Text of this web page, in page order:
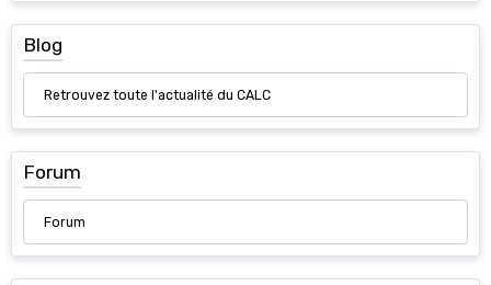
Blog
Retrouvez toute l'actualité du CALC
Forum
Forum